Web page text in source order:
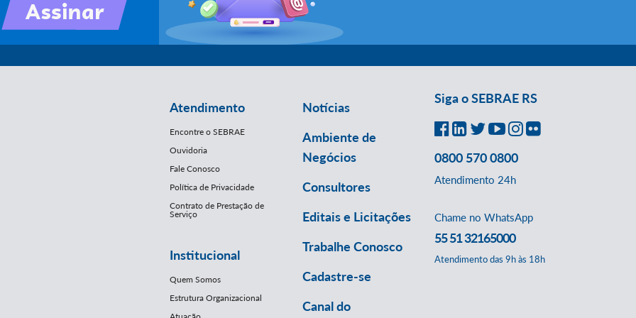
Atendimento
Encontre o SEBRAE
Ouvidoria
Fale Conosco
Política de Privacidade
Contrato de Prestação de
Serviço
Institucional
Quem Somos
Estrutura Organizacional
Notícias
Ambiente de
Negócios
Consultores
Editais e Licitações
Trabalhe Conosco
Cadastre-se
Canal do
Siga o SEBRAE RS
0800 570 0800
Atendimento 24h
Chame no WhatsApp
55 51 32165000
Atendimento das 9h às 18h